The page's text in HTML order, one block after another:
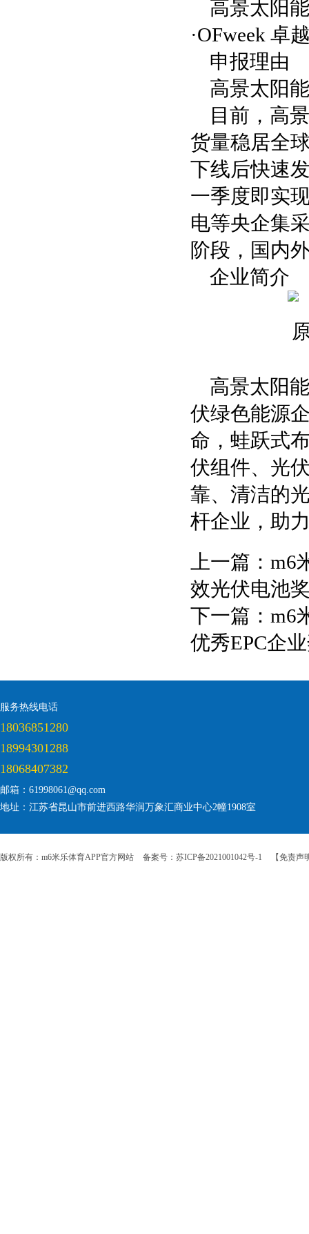
高景太阳
·OFweek 卓
申报理由
高景太阳
目前，高
货量稳居全
下线后快速
一季度即实
电等央企集
阶段，国内
企业简介
高景太阳
伏绿色能源
命，蛙跃式
伏组件、光
靠、清洁的
杆企业，助
上一篇： m6
效光伏电池
下一篇： m6
优秀EPC企
服务热线电话
18036851280
18994301288
18068407382
邮箱：61998061@qq.com
地址：江苏省昆山市前进西路华润万象汇商业中心2幢1908室
版权所有：m6米乐体育APP官方网站 备案号：苏ICP备2021001042号-1 【免责声